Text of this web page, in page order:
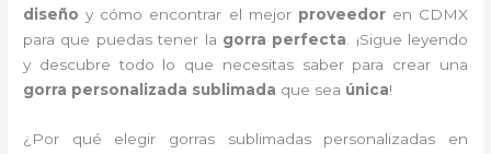
diseño y cómo encontrar el mejor proveedoren CDMX
para que puedas tener la gorra perfecta . ¡Sigue leyendo
y descubre todo lo que necesitas saber para crear una
gorra personalizada sublimada que sea única!
¿Por qué elegir gorras sublimadas personalizadas en